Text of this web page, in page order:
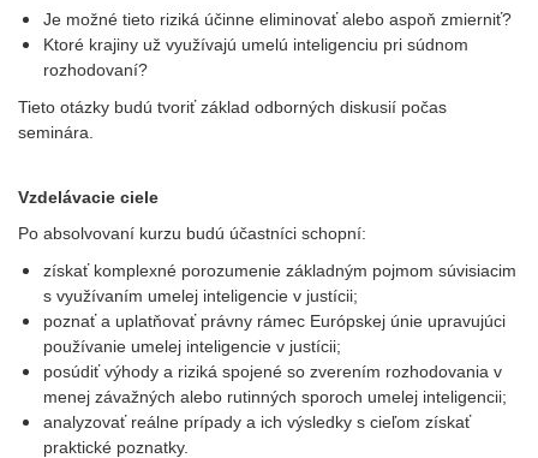
Je možné tieto riziká účinne eliminovať alebo aspoň zmierniť?
Ktoré krajiny už využívajú umelú inteligenciu pri súdnom
rozhodovaní?
Tieto otázky budú tvoriť základ odborných diskusií počas
seminára.
Vzdelávacie ciele
Po absolvovaní kurzu budú účastníci schopní:
získať komplexné porozumenie základným pojmom súvisiacim
s využívaním umelej inteligencie v justícii;
poznať a uplatňovať právny rámec Európskej únie upravujúci
používanie umelej inteligencie v justícii;
posúdiť výhody a riziká spojené so zverením rozhodovania v
menej závažných alebo rutinných sporoch umelej inteligencii;
analyzovať reálne prípady a ich výsledky s cieľom získať
praktické poznatky.